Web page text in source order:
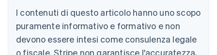
I contenuti di questo articolo hanno uno scopo
puramente informativo e formativo e non
devono essere intesi come consulenza legale
o fiscale. Stripe non garantisce l'accuratezza,
Australia
Austria
DeutschEnglish
Belgio